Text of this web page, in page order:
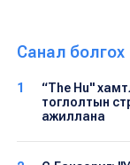
Санал болгох
1
“The Hu"
тоглолтын
ажиллана